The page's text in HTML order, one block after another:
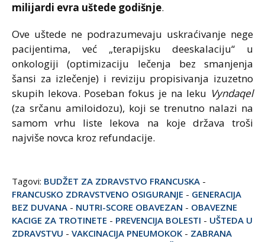
milijardi evra uštede godišnje.
Ove uštede ne podrazumevaju uskraćivanje nege
pacijentima, već „terapijsku deeskalaciju“ u
onkologiji (optimizaciju lečenja bez smanjenja
šansi za izlečenje) i reviziju propisivanja izuzetno
skupih lekova. Poseban fokus je na leku Vyndaqel
(za srčanu amiloidozu), koji se trenutno nalazi na
samom vrhu liste lekova na koje država troši
najviše novca kroz refundacije.
Tagovi: BUDŽET ZA ZDRAVSTVO FRANCUSKA -
FRANCUSKO ZDRAVSTVENO OSIGURANJE - GENERACIJA
BEZ DUVANA - NUTRI-SCORE OBAVEZAN - OBAVEZNE
KACIGE ZA TROTINETE - PREVENCIJA BOLESTI - UŠTEDA U
ZDRAVSTVU - VAKCINACIJA PNEUMOKOK - ZABRANA